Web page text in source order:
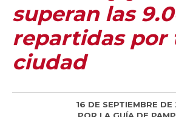
superan las
repartidas por
ciudad
16 DE SEPTIEMBRE